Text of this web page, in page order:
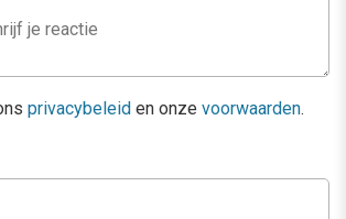
privacybeleid en onze voorwaarden.